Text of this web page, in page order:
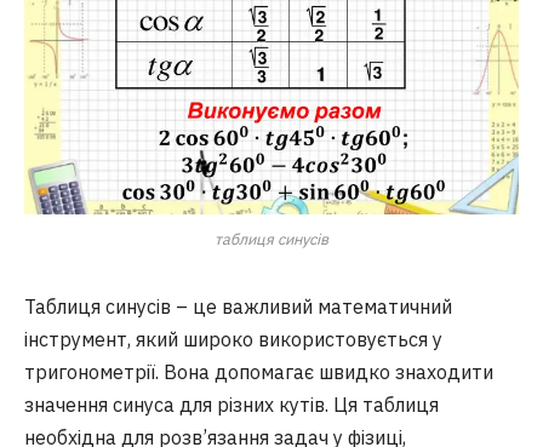
таблиця синусів
Таблиця синусів – це важливий математичний
інструмент, який широко використовується у
тригонометрії. Вона допомагає швидко знаходити
значення синуса для різних кутів. Ця таблиця
необхідна для розв’язання задач у фізиці,